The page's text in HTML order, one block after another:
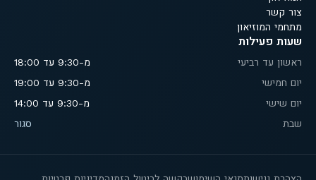
צור קשר
מתחמי המוזיאון
שעות פעילות
ראשון עד רביעי
מ-9:30 עד 18:00
יום חמישי
מ-9:30 עד 19:00
יום שישי
מ-9:30 עד 14:00
שבת
סגור